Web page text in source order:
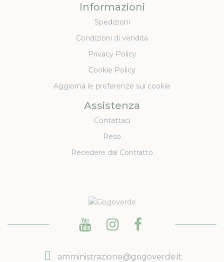
Informazioni
Spedizioni
Condizioni di vendita
Privacy Policy
Cookie Policy
Aggiorna le preferenze sui cookie
Assistenza
Contattaci
Reso
Recedere dal Contratto
amministrazione@gogoverde.it